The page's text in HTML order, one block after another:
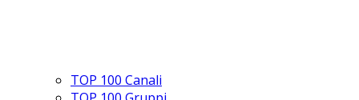
TOP 100 Canali